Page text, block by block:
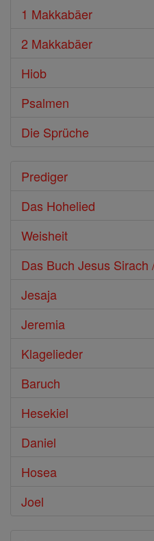
1 Makkabäer
2 Makkabäer
Hiob
Psalmen
Die Sprüche
Prediger
Das Hohelied
Weisheit
Das Buch Jesus Sirach
Jesaja
Jeremia
Klagelieder
Baruch
Hesekiel
Daniel
Hosea
Joel